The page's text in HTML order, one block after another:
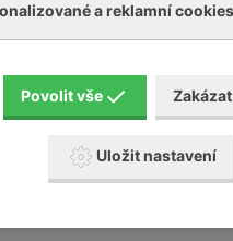
Denver
technici absolvují
na našem území
tak naši servisní činnost a
a reklamní cookies
Povolit vše
Uložit nastavení